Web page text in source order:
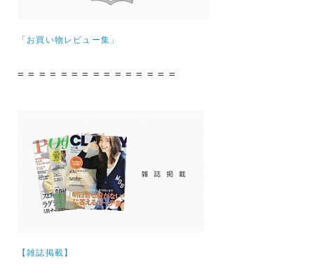
「お買い物レビュー集」
= = = = = = = = = = = = = = =
【雑誌掲載】